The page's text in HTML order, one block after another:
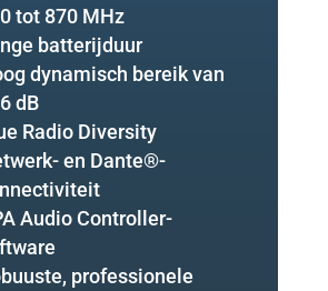
tot 870 MHz
batterijduur
dynamisch bereik van
dB
Radio Diversity
en Dante®-
Audio Controller-
professionele